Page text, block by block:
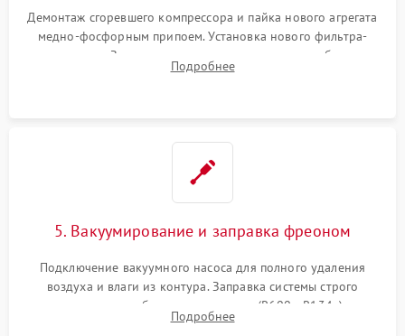
Демонтаж сгоревшего компрессора и пайка нового агрегата
медно-фосфорным припоем. Установка нового фильтра-
осушителя. Замена изношенных вентиляторов обдува,
сломанных заслонок или поврежденных дверных петель.
Подробнее
5. Вакуумирование и заправка фреоном
Подключение вакуумного насоса для полного удаления
воздуха и влаги из контура. Заправка системы строго
дозированным объемом хладагента (R600a, R134a) по
электронным весам. Контроль рабочего давления в системе.
Подробнее